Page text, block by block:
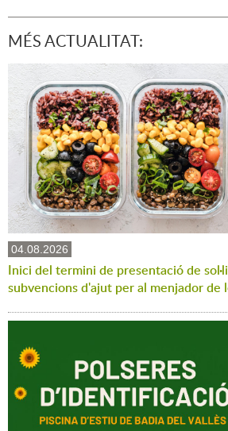
MÉS ACTUALITAT:
04.08.2026
Inici del termini de presentació de
subvencions d'ajut per al menjador de